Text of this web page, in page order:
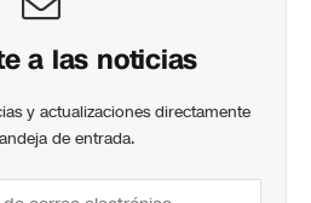
a las noticias
y actualizaciones directamente
de entrada.